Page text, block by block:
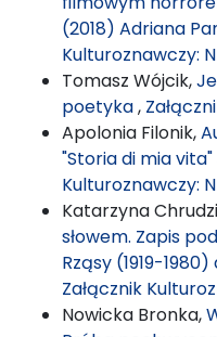
(2018) Adriana
Kulturoznawczy:
Tomasz Wójcik,
poetyka,
Apolonia Filonik,
"Storia di mia
Kulturoznawczy:
Katarzyna
słowem. Zapis
Rząsy (1919-
Załącznik
Nowicka Bronka,